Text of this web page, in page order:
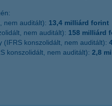
nem auditált): 13,4 milliárd forint
nem auditált): 158 milliárd
(IFRS konszolidált, nem auditált):
konszolidált, nem auditált): 2,8